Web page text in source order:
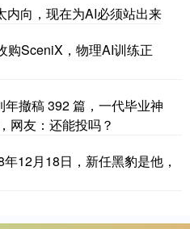
内向，现在为AI必须站出来
购SceniX，物理AI训练正
撤稿 392 篇，一代毕业神
网友：还能投吗？
12月18日，新任黑豹是他，